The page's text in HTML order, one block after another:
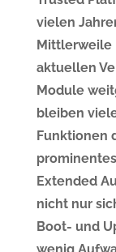
vielen
Mittlerweile
aktuellen
Module
bleiben
Funktionen
Extended
nicht nur
Boot- und